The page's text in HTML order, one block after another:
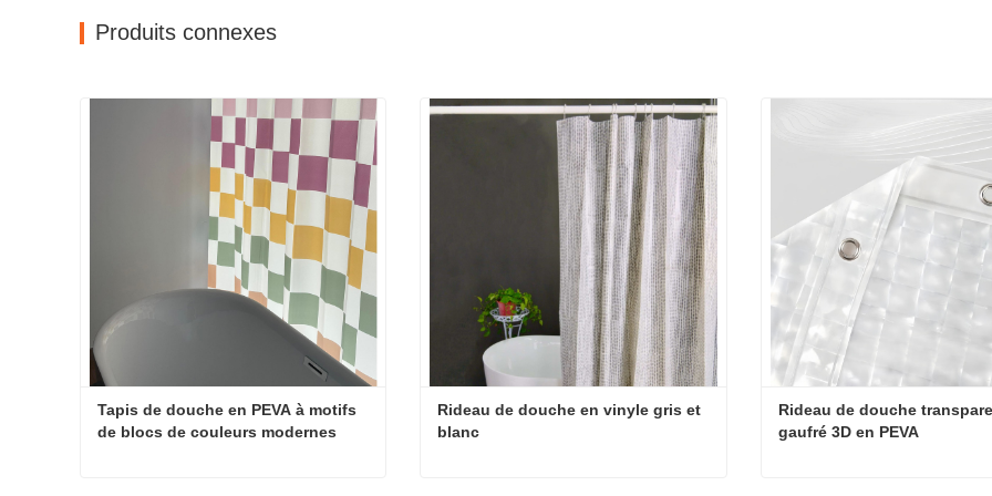
Produits connexes
Tapis de douche en PEVA à motifs
de blocs de couleurs modernes
Rideau de douche en vinyle gris et
blanc
Rideau de douche
gaufré 3D en PEVA